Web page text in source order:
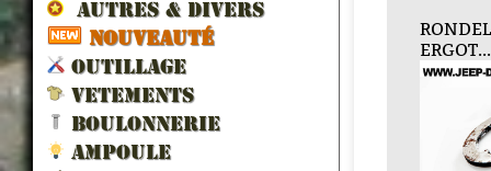
AUTRES & DIVERS
NOUVEAUTÉ
OUTILLAGE
VETEMENTS
BOULONNERIE
AMPOULE
SUPPORT
AMORTI...
ERGOT...
ARBRE DE ROUE ...